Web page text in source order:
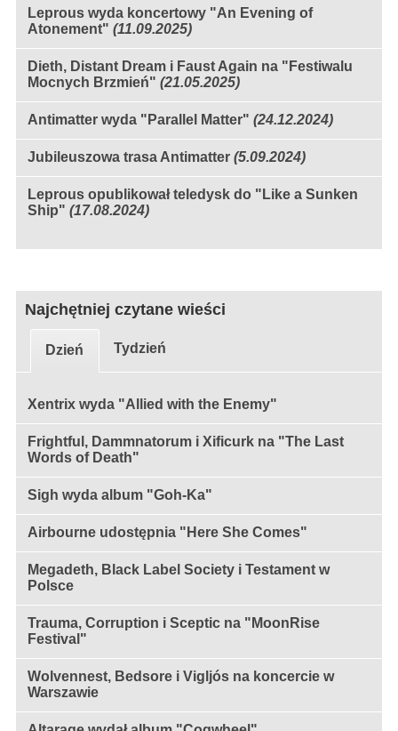
Leprous wyda koncertowy "An Evening of
Atonement" (11.09.2025)
Dieth, Distant Dream i Faust Again na "Festiwalu
Mocnych Brzmień" (21.05.2025)
Antimatter wyda "Parallel Matter" (24.12.2024)
Jubileuszowa trasa Antimatter (5.09.2024)
Leprous opublikował teledysk do "Like a Sunken
Ship" (17.08.2024)
Najchętniej czytane wieści
Dzień Tydzień
Xentrix wyda "Allied with the Enemy"
Frightful, Dammnatorum i Xificurk na "The Last
Words of Death"
Sigh wyda album "Goh-Ka"
Airbourne udostępnia "Here She Comes"
Megadeth, Black Label Society i Testament w
Polsce
Trauma, Corruption i Sceptic na "MoonRise
Festival"
Wolvennest, Bedsore i Vigljós na koncercie w
Warszawie